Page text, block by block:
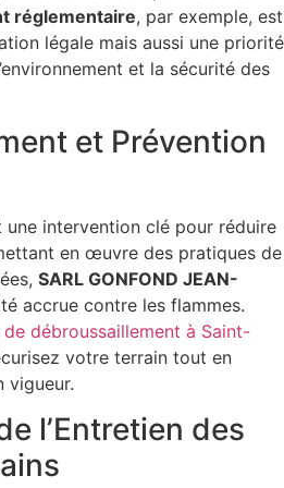
réglementaire, par exemple, est
légale mais aussi une priorité
et la sécurité des
et Prévention
une intervention clé pour réduire
en œuvre des pratiques de
SARL GONFOND JEAN-
accrue contre les flammes.
débroussaillement à Saint-
votre terrain tout en
vigueur.
l’Entretien des